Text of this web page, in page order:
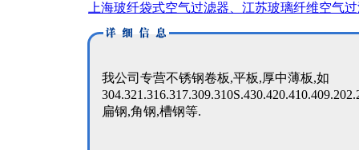
上海玻纤袋式空气过滤器、江苏玻璃纤维空气
我公司专营不锈钢卷板,平板,厚中薄板,如
扁钢,角钢,槽钢等.